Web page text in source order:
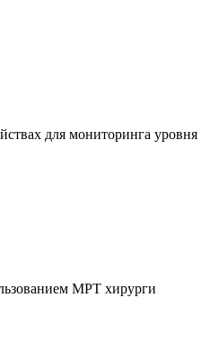
для мониторинга уровня
МРТ хирурги